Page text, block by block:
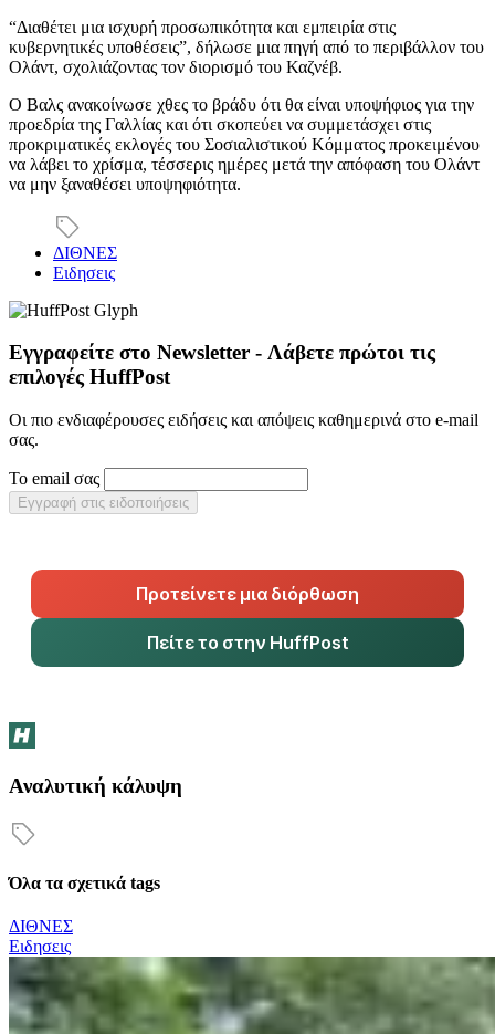
“Διαθέτει μια ισχυρή προσωπικότητα και εμπειρία στις
κυβερνητικές υποθέσεις”, δήλωσε μια πηγή από το περιβάλλον του
Ολάντ, σχολιάζοντας τον διορισμό του Καζνέβ.
Ο Βαλς ανακοίνωσε χθες το βράδυ ότι θα είναι υποψήφιος για την
προεδρία της Γαλλίας και ότι σκοπεύει να συμμετάσχει στις
προκριματικές εκλογές του Σοσιαλιστικού Κόμματος προκειμένου
να λάβει το χρίσμα, τέσσερις ημέρες μετά την απόφαση του Ολάντ
να μην ξαναθέσει υποψηφιότητα.
ΔΙΘΝΕΣ
Ειδησεις
Εγγραφείτε στο Newsletter - Λάβετε πρώτοι τις
επιλογές HuffPost
Οι πιο ενδιαφέρουσες ειδήσεις και απόψεις καθημερινά στο e-mail
σας.
Το email σας
Εγγραφή στις ειδοποιήσεις
Προτείνετε μια διόρθωση
Πείτε το στην HuffPost
Αναλυτική κάλυψη
Όλα τα σχετικά tags
ΔΙΘΝΕΣ
Ειδησεις